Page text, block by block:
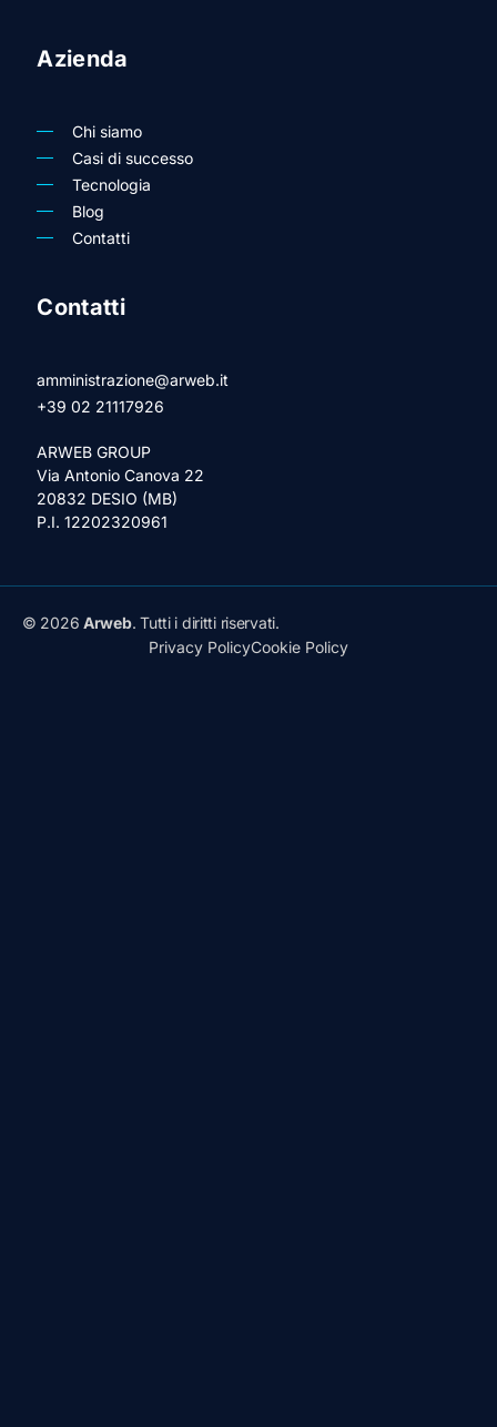
Azienda
Chi siamo
Casi di successo
Tecnologia
Blog
Contatti
Contatti
amministrazione@arweb.it
+39 02 21117926
ARWEB GROUP
Via Antonio Canova 22
20832 DESIO (MB)
P.I. 12202320961
© 2026Arweb. Tutti i diritti riservati.
Privacy PolicyCookie Policy